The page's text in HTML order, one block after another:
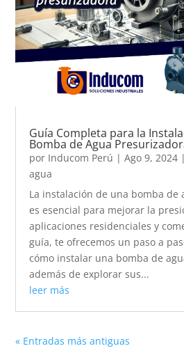
Guía Completa para la
Bomba de Agua
por Inducom Perú |Ago 9, 2024 |
agua
La instalación de una bomba de
es esencial para mejorar la
aplicaciones residenciales y
guía, te ofrecemos un paso a
cómo instalar una bomba de
además de explorar sus...
leer más
« Entradas más antiguas